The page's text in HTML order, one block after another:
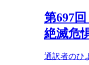
第697
絶滅危
通訳者のひ